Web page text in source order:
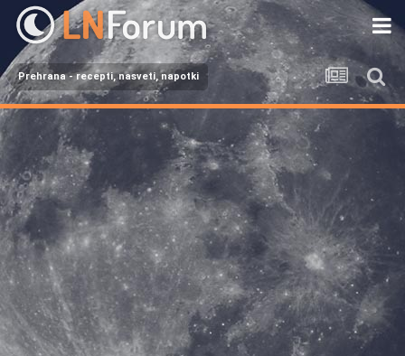
Prehrana - recepti, nasveti, napotki